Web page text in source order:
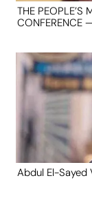
THE PEOPLE’S
CONFERENCE
Abdul El-Sayed